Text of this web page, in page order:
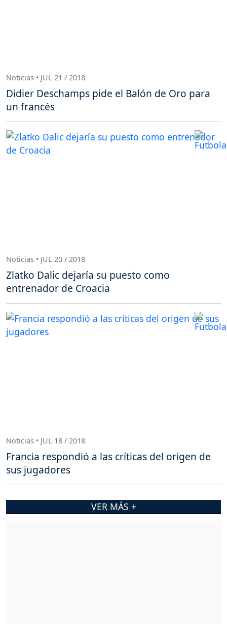
Noticias • JUL 21 / 2018
Didier Deschamps pide el Balón de Oro para
un francés
Noticias • JUL 20 / 2018
Zlatko Dalic dejaría su puesto como
entrenador de Croacia
Noticias • JUL 18 / 2018
Francia respondió a las críticas del origen de
sus jugadores
VER MÁS +